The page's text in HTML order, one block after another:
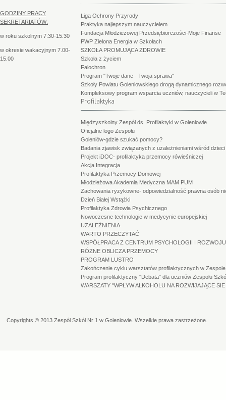
GODZINY PRACY
SEKRETARIATÓW:
w roku szkolnym 7:30-15.30
w okresie wakacyjnym 7.00-
15.00
Liga Ochrony Przyrody
Praktyka najlepszym nauczycielem
Fundacja Młodzieżowej Przedsiębiorczości-Moje Finanse
PWP Zielona Energia w Szkołach
SZKOŁA PROMUJĄCA ZDROWIE
Szkoła z życiem
Falochron
Program "Twoje dane - Twoja sprawa"
Szkoły Powiatu Goleniowskiego drogą dynamicznego
Kompleksowy program wsparcia uczniów, nauczycieli w
Profilaktyka
Międzyszkolny Zespół ds. Profilaktyki w Goleniowie
Oficjalne logo Zespołu
Goleniów-gdzie szukać pomocy?
Badania zjawisk związanych z uzależnieniami wśród dzieci
Projekt iDOC- profilaktyka przemocy rówieśniczej
Akcja Integracja
Profilaktyka Przemocy Domowej
Młodzieżowa Akademia Medyczna MAM PUM
Zachowania ryzykowne- odpowiedzialność prawna osób
Dzień Białej Wstążki
Profilaktyka Zdrowia Psychicznego
Nowoczesne technologie w medycynie europejskiej
UZALEŻNIENIA
WARTO PRZECZYTAĆ
WSPÓŁPRACA Z CENTRUM PSYCHOLOGII I
RÓŻNE OBLICZA PRZEMOCY
PROGRAM LUSTRO
Zakończenie cyklu warsztatów profilaktycznych w Zespole
Program profilaktyczny "Debata" dla uczniów Zespołu
WARSZATY "WPŁYW ALKOHOLU NA ROZWIJAJĄCE
Copyrights © 2013 Zespół Szkół Nr 1 w Goleniowie. Wszelkie prawa zastrzeżone.